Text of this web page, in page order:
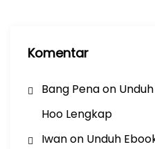
Komentar
Bang Penaon
Hoo Lengkap
Iwanon Unduh